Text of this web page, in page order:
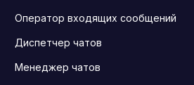
Оператор входящих сообщений
Диспетчер чатов
Менеджер чатов